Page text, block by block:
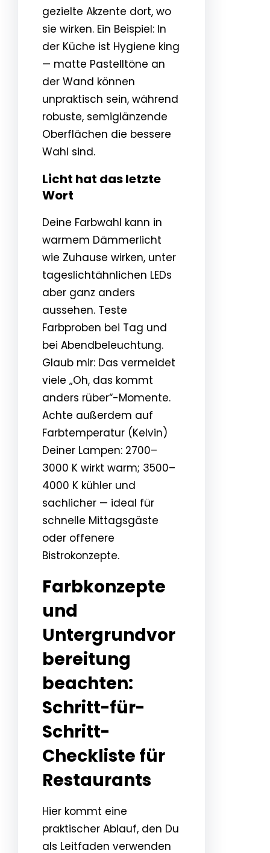
gezielte Akzente dort, wo
sie wirken. Ein Beispiel: In
der Küche ist Hygiene king
— matte Pastelltöne an
der Wand können
unpraktisch sein, während
robuste, semiglänzende
Oberflächen die bessere
Wahl sind.
Licht hat das letzte
Wort
Deine Farbwahl kann in
warmem Dämmerlicht
wie Zuhause wirken, unter
tageslichtähnlichen LEDs
aber ganz anders
aussehen. Teste
Farbproben bei Tag und
bei Abendbeleuchtung.
Glaub mir: Das vermeidet
viele „Oh, das kommt
anders rüber“-Momente.
Achte außerdem auf
Farbtemperatur (Kelvin)
Deiner Lampen: 2700–
3000 K wirkt warm; 3500–
4000 K kühler und
sachlicher — ideal für
schnelle Mittagsgäste
oder offenere
Bistrokonzepte.
Farbkonzepte
und
Untergrundvor
bereitung
beachten:
Schritt-für-
Schritt-
Checkliste für
Restaurants
Hier kommt eine
praktischer Ablauf, den Du
als Leitfaden verwenden